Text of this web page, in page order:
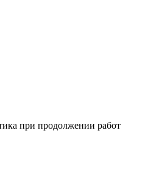
при продолжении работ